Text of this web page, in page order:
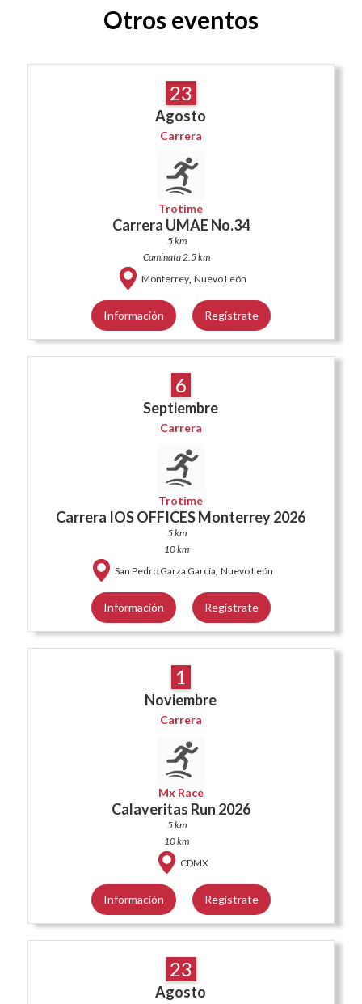
Otros eventos
23
Agosto
Carrera
Trotime
Carrera UMAE No.34
5 km
Caminata 2.5 km
Monterrey, Nuevo León
Información Regístrate
6
Septiembre
Carrera
Trotime
Carrera IOS OFFICES Monterrey 2026
5 km
10 km
San Pedro Garza García, Nuevo León
Información Regístrate
1
Noviembre
Carrera
Mx Race
Calaveritas Run 2026
5 km
10 km
CDMX
Información Regístrate
23
Agosto